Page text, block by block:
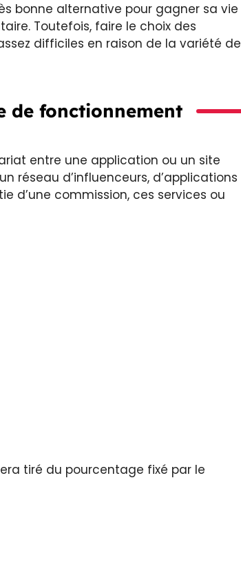
bonne alternative pour gagner sa vie
Toutefois, faire le choix des
difficiles en raison de la variété de
de fonctionnement
entre une application ou un site
réseau d’influenceurs, d’applications
d’une commission, ces services ou
tiré du pourcentage fixé par le